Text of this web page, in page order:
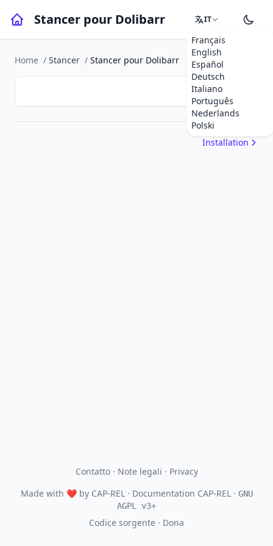
Stancer pour Dolibarr IT
Français
English
Español
Deutsch
Italiano
Português
Nederlands
Polski
Home / Stancer / Stancer pour Dolibarr
Installation
Contatto· Note legali · Privacy
Made with ❤by CAP-REL· Documentation CAP-REL · GNU
AGPL v3+
Codice sorgente · Dona